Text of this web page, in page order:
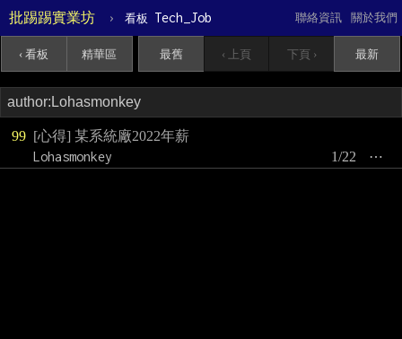
批踢踢實業坊 › 看板 Tech_Job 關於我們
聯絡資訊
‹ 看板 精華區 最舊 ‹ 上頁 下頁 › 最新
99 [心得] 某系統廠2022年薪
Lohasmonkey
⋯
1/22